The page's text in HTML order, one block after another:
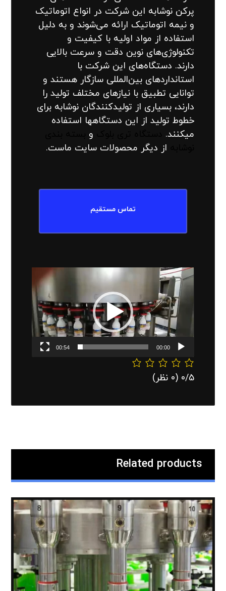
پرکن نوشابه این شرکت در انواع اتوماتیک
و نیمه اتوماتیک ارائه می‌شوند و به دلیل
استفاده از مواد اولیه با کیفیت و
تکنولوژی‌های نوین دقت و سرعت بالایی
دارند. دستگاه‌های این شرکت با
استانداردهای بین‌المللی سازگار هستند و
توانایی تطبیق با نیازهای مختلف تولید را
دارند، بسیاری از تولیدکنندگان نوشابه برای
خطوط تولید از این دستگاهها استفاده
میکنند.
و
از دیگر محصولات سایت ماست.
تماس مستقیم
نمایشگر
ویدیو
00:00
00:54
‫0/5 ‫(0 نظر)
Related products